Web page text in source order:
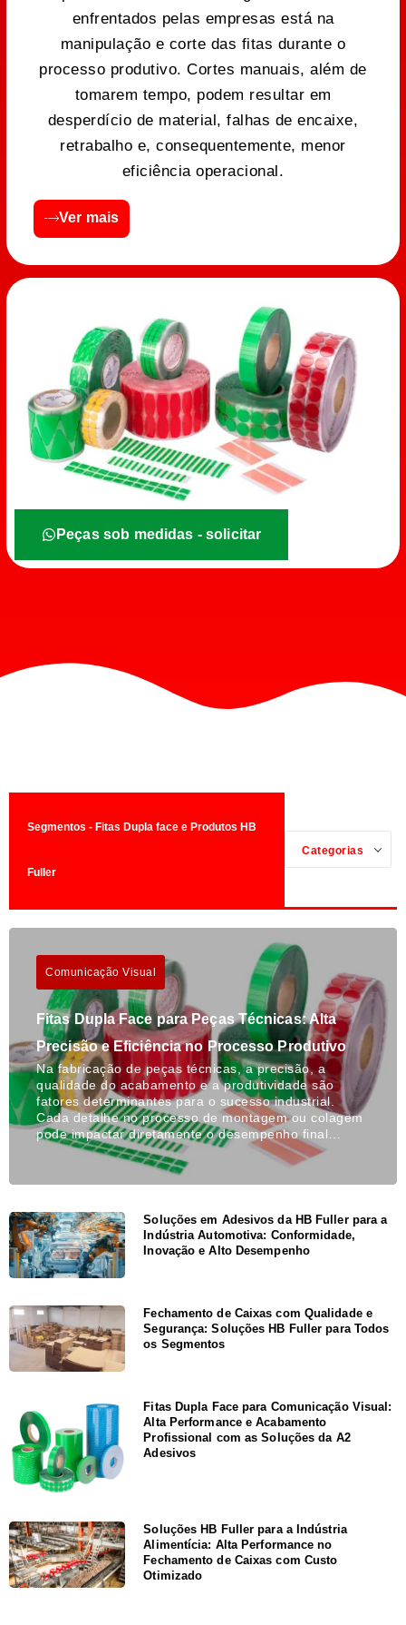
enfrentados pelas empresas está na
manipulação e corte das fitas durante o
processo produtivo. Cortes manuais, além de
tomarem tempo, podem resultar em
desperdício de material, falhas de encaixe,
retrabalho e, consequentemente, menor
eficiência operacional.
Ver mais
Peças sob medidas - solicitar
Segmentos - Fitas Dupla face e Produtos HB
Fuller
Categorias
Comunicação Visual
Fitas Dupla Face para Peças Técnicas: Alta
Precisão e Eficiência no Processo Produtivo
Na fabricação de peças técnicas, a precisão, a
qualidade do acabamento e a produtividade são
fatores determinantes para o sucesso industrial.
Cada detalhe no processo de montagem ou colagem
pode impactar diretamente o desempenho final…
Soluções em Adesivos da HB Fuller para a
Indústria Automotiva: Conformidade,
Inovação e Alto Desempenho
Fechamento de Caixas com Qualidade e
Segurança: Soluções HB Fuller para Todos
os Segmentos
Fitas Dupla Face para Comunicação Visual:
Alta Performance e Acabamento
Profissional com as Soluções da A2
Adesivos
Soluções HB Fuller para a Indústria
Alimentícia: Alta Performance no
Fechamento de Caixas com Custo
Otimizado